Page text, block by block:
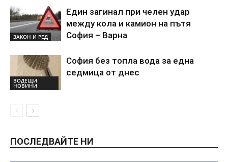
ЗАКОН И РЕД
Един загинал при челен удар
между кола и камион на пътя
София – Варна
ВОДЕЩИ
НОВИНИ
София без топла вода за една
седмица от днес
ПОСЛЕДВАЙТЕ НИ